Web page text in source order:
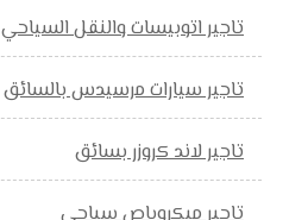
تاجير اتوبيسات والنقل السياحي
تاجير سيارات مرسيدس بالسائق
تاجير لاند كروزر بسائق